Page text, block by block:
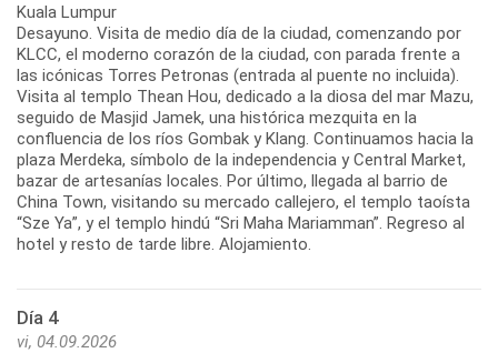
Kuala Lumpur
Desayuno. Visita de medio día de la ciudad, comenzando por
KLCC, el moderno corazón de la ciudad, con parada frente a
las icónicas Torres Petronas (entrada al puente no incluida).
Visita al templo Thean Hou, dedicado a la diosa del mar Mazu,
seguido de Masjid Jamek, una histórica mezquita en la
confluencia de los ríos Gombak y Klang. Continuamos hacia la
plaza Merdeka, símbolo de la independencia y Central Market,
bazar de artesanías locales. Por último, llegada al barrio de
China Town, visitando su mercado callejero, el templo taoísta
“Sze Ya”, y el templo hindú “Sri Maha Mariamman”. Regreso al
hotel y resto de tarde libre. Alojamiento.
Día 4
vi, 04.09.2026